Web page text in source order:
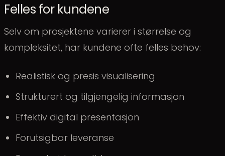
Felles for kundene
Selv om prosjektene varierer i størrelse og
kompleksitet, har kundene ofte felles behov:
Realistisk og presis visualisering
Strukturert og tilgjengelig informasjon
Effektiv digital presentasjon
Forutsigbar leveranse